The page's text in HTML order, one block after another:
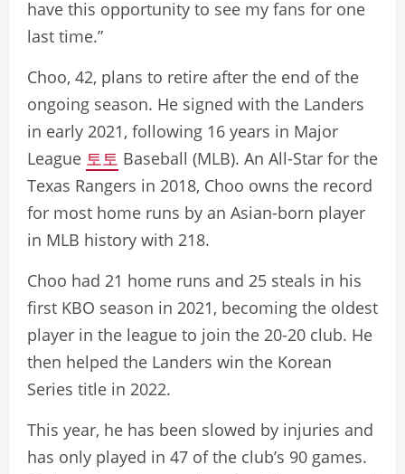
have this opportunity to see my fans for one
last time.”
Choo, 42, plans to retire after the end of the
ongoing season. He signed with the Landers
in early 2021, following 16 years in Major
League 토토 Baseball (MLB). An All-Star for the
Texas Rangers in 2018, Choo owns the record
for most home runs by an Asian-born player
in MLB history with 218.
Choo had 21 home runs and 25 steals in his
first KBO season in 2021, becoming the oldest
player in the league to join the 20-20 club. He
then helped the Landers win the Korean
Series title in 2022.
This year, he has been slowed by injuries and
has only played in 47 of the club’s 90 games.